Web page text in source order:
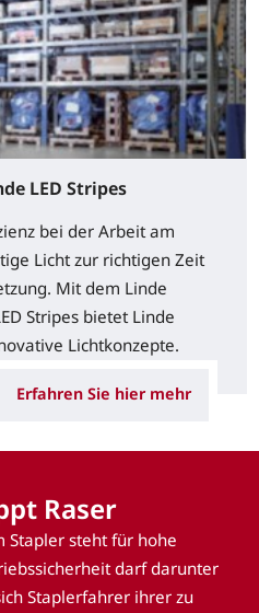
LED Stripes
bei der Arbeit am
Licht zur richtigen Zeit
Mit dem Linde
Stripes bietet Linde
Lichtkonzepte.
Erfahren Sie hier mehr
Raser
Stapler steht für hohe
darf darunter
Staplerfahrer ihrer zu